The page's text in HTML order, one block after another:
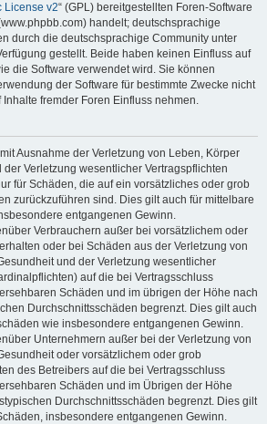
License v2“ (GPL) bereitgestellten Foren-Software
handelt; deutschsprachige
durch die deutschsprachige Community unter
gestellt. Beide haben keinen Einfluss auf
die Software verwendet wird. Sie können
der Software für bestimmte Zwecke nicht
fremder Foren Einfluss nehmen.
Ausnahme der Verletzung von Leben, Körper
Verletzung wesentlicher Vertragspflichten
für Schäden, die auf ein vorsätzliches oder grob
zurückzuführen sind. Dies gilt auch für mittelbare
entgangenen Gewinn.
Verbrauchern außer bei vorsätzlichem oder
oder bei Schäden aus der Verletzung von
und der Verletzung wesentlicher
auf die bei Vertragsschluss
Schäden und im übrigen der Höhe nach
Durchschnittsschäden begrenzt. Dies gilt auch
wie insbesondere entgangenen Gewinn.
Unternehmern außer bei der Verletzung von
oder vorsätzlichem oder grob
des Betreibers auf die bei Vertragsschluss
Schäden und im Übrigen der Höhe
Durchschnittsschäden begrenzt. Dies gilt
insbesondere entgangenen Gewinn.